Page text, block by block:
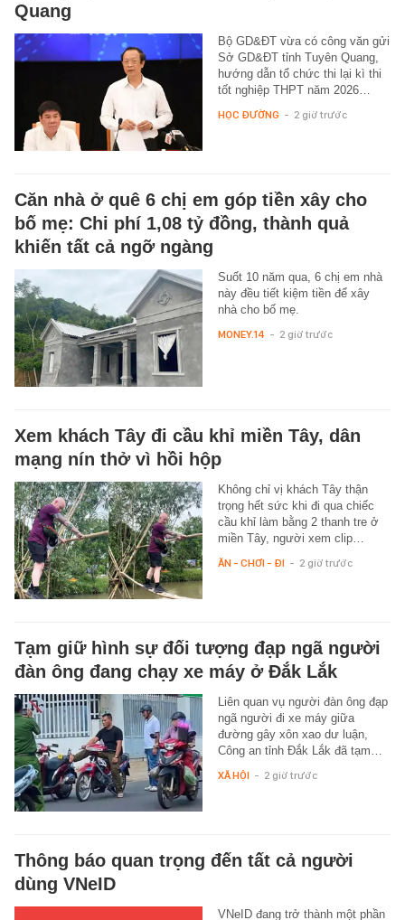
Quang
Bộ GD&ĐT vừa có công văn gửi
Sở GD&ĐT tỉnh Tuyên Quang,
hướng dẫn tổ chức thi lại kì thi
tốt nghiệp THPT năm 2026…
HỌC ĐƯỜNG - 2 giờ trước
Căn nhà ở quê 6 chị em góp tiền xây cho
bố mẹ: Chi phí 1,08 tỷ đồng, thành quả
khiến tất cả ngỡ ngàng
Suốt 10 năm qua, 6 chị em nhà
này đều tiết kiệm tiền để xây
nhà cho bố mẹ.
MONEY.14 - 2 giờ trước
Xem khách Tây đi cầu khỉ miền Tây, dân
mạng nín thở vì hồi hộp
Không chỉ vị khách Tây thận
trọng hết sức khi đi qua chiếc
cầu khỉ làm bằng 2 thanh tre ở
miền Tây, người xem clip…
ĂN - CHƠI - ĐI - 2 giờ trước
Tạm giữ hình sự đối tượng đạp ngã người
đàn ông đang chạy xe máy ở Đắk Lắk
Liên quan vụ người đàn ông đạp
ngã người đi xe máy giữa
đường gây xôn xao dư luận,
Công an tỉnh Đắk Lắk đã tạm…
XÃ HỘI - 2 giờ trước
Thông báo quan trọng đến tất cả người
dùng VNeID
VNeID đang trở thành một phần